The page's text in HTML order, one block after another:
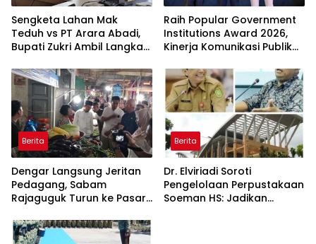
Sengketa Lahan Mak
Teduh vs PT Arara Abadi,
Bupati Zukri Ambil Langkah
Raih Popular Government
Institutions Award 2026,
Kinerja Komunikasi Publik
Kembali Diakui
Berita
Dengar Langsung Jeritan
Pedagang, Sabam
Rajaguguk Turun ke Pasar
Berita
Dr. Elviriadi Soroti
Pengelolaan Perpustakaan
Soeman HS: Jadikan